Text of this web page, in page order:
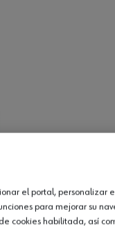
el portal, personalizar
para mejorar su
cookies habilitada, así